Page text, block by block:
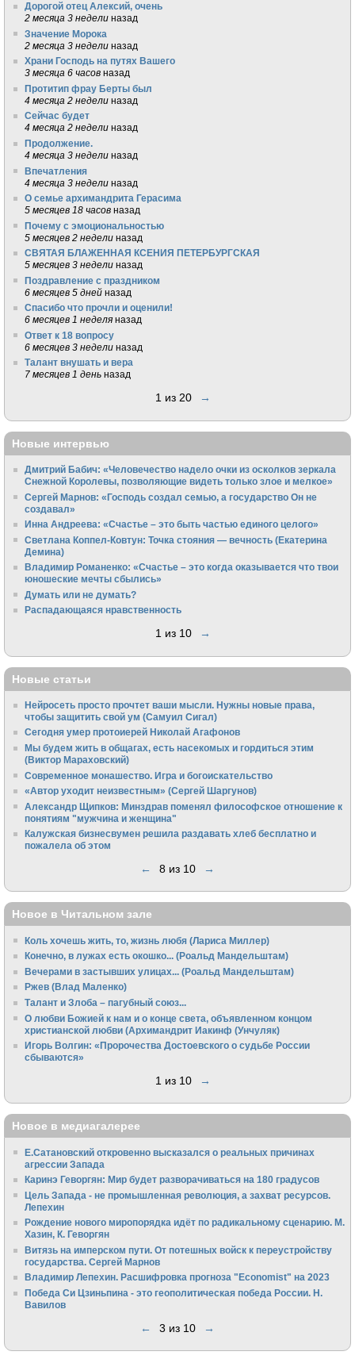
Дорогой отец Алексий, очень
2 месяца 3 недели назад
Значение Морока
2 месяца 3 недели назад
Храни Господь на путях Вашего
3 месяца 6 часов назад
Протитип фрау Берты был
4 месяца 2 недели назад
Сейчас будет
4 месяца 2 недели назад
Продолжение.
4 месяца 3 недели назад
Впечатления
4 месяца 3 недели назад
О семье архимандрита Герасима
5 месяцев 18 часов назад
Почему с эмоциональностью
5 месяцев 2 недели назад
СВЯТАЯ БЛАЖЕННАЯ КСЕНИЯ ПЕТЕРБУРГСКАЯ
5 месяцев 3 недели назад
Поздравление с праздником
6 месяцев 5 дней назад
Спасибо что прочли и оценили!
6 месяцев 1 неделя назад
Ответ к 18 вопросу
6 месяцев 3 недели назад
Талант внушать и вера
7 месяцев 1 день назад
1 из 20 →
Новые интервью
Дмитрий Бабич: «Человечество надело очки из осколков зеркала
Снежной Королевы, позволяющие видеть только злое и мелкое»
Сергей Марнов: «Господь создал семью, а государство Он не
создавал»
Инна Андреева: «Счастье – это быть частью единого целого»
Светлана Коппел-Ковтун: Точка стояния — вечность (Екатерина
Демина)
Владимир Романенко: «Счастье – это когда оказывается что твои
юношеские мечты сбылись»
Думать или не думать?
Распадающаяся нравственность
1 из 10 →
Новые статьи
Нейросеть просто прочтет ваши мысли. Нужны новые права,
чтобы защитить свой ум (Самуил Сигал)
Сегодня умер протоиерей Николай Агафонов
Мы будем жить в общагах, есть насекомых и гордиться этим
(Виктор Мараховский)
Cовременное монашество. Игра и богоискательство
«Автор уходит неизвестным» (Сергей Шаргунов)
Александр Щипков: Минздрав поменял философское отношение к
понятиям "мужчина и женщина"
Калужская бизнесвумен решила раздавать хлеб бесплатно и
пожалела об этом
← 8 из 10 →
Новое в Читальном зале
Коль хочешь жить, то, жизнь любя (Лариса Миллер)
Конечно, в лужах есть окошко... (Роальд Мандельштам)
Вечерами в застывших улицах... (Роальд Мандельштам)
Ржев (Влад Маленко)
Талант и Злоба – пагубный союз...
О любви Божией к нам и о конце света, объявленном концом
христианской любви (Архимандрит Иакинф (Унчуляк)
Игорь Волгин: «Пророчества Достоевского о судьбе России
сбываются»
1 из 10 →
Новое в медиагалерее
Е.Сатановский откровенно высказался о реальных причинах
агрессии Запада
Каринэ Геворгян: Мир будет разворачиваться на 180 градусов
Цель Запада - не промышленная революция, а захват ресурсов.
Лепехин
Рождение нового миропорядка идёт по радикальному сценарию. М.
Хазин, К. Геворгян
Витязь на имперском пути. От потешных войск к переустройству
государства. Сергей Марнов
Владимир Лепехин. Расшифровка прогноза "Economist" на 2023
Победа Си Цзиньпина - это геополитическая победа России. Н.
Вавилов
← 3 из 10 →